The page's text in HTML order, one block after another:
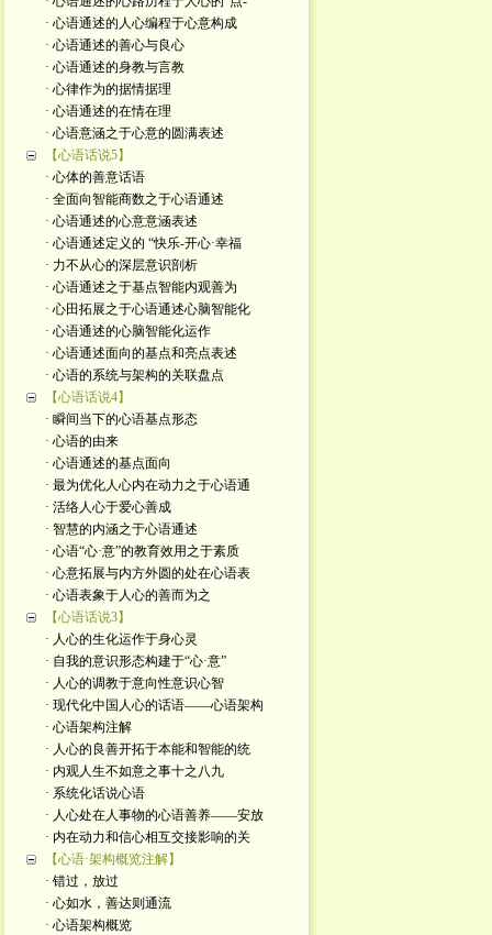
· 心语通述的人心编程于心意构成
· 心语通述的善心与良心
· 心语通述的身教与言教
· 心律作为的据情据理
· 心语通述的在情在理
· 心语意涵之于心意的圆满表述
【心语话说5】
· 心体的善意话语
· 全面向智能商数之于心语通述
· 心语通述的心意意涵表述
· 心语通述定义的 “快乐-开心·幸福
· 力不从心的深层意识剖析
· 心语通述之于基点智能内观善为
· 心田拓展之于心语通述心脑智能化
· 心语通述的心脑智能化运作
· 心语通述面向的基点和亮点表述
· 心语的系统与架构的关联盘点
【心语话说4】
· 瞬间当下的心语基点形态
· 心语的由来
· 心语通述的基点面向
· 最为优化人心内在动力之于心语通
· 活络人心于爱心善成
· 智慧的内涵之于心语通述
· 心语“心·意”的教育效用之于素质
· 心意拓展与内方外圆的处在心语表
· 心语表象于人心的善而为之
【心语话说3】
· 人心的生化运作于身心灵
· 自我的意识形态构建于“心·意”
· 人心的调教于意向性意识心智
· 现代化中国人心的话语——心语架构
· 心语架构注解
· 人心的良善开拓于本能和智能的统
· 内观人生不如意之事十之八九
· 系统化话说心语
· 人心处在人事物的心语善养——安放
· 内在动力和信心相互交接影响的关
【心语·架构概览注解】
· 错过，放过
· 心如水，善达则通流
· 心语架构概览